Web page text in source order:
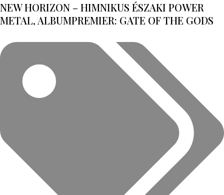
NEW HORIZON – HIMNIKUS ÉSZAKI POWER
METAL, ALBUMPREMIER: GATE OF THE GODS